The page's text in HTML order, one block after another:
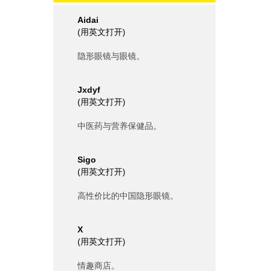
Aidai
(用英文打开)
隐形眼镜与眼镜。
Jxdyf
(用英文打开)
中医药与营养保健品。
Sigo
(用英文打开)
高性价比的中国隐形眼镜。
X
(用英文打开)
情趣商店。